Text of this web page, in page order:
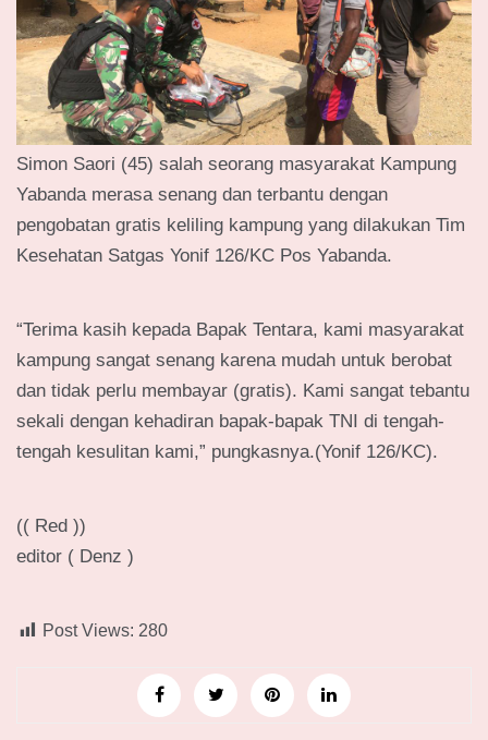
Simon Saori (45) salah seorang masyarakat Kampung
Yabanda merasa senang dan terbantu dengan
pengobatan gratis keliling kampung yang dilakukan Tim
Kesehatan Satgas Yonif 126/KC Pos Yabanda.
“Terima kasih kepada Bapak Tentara, kami masyarakat
kampung sangat senang karena mudah untuk berobat
dan tidak perlu membayar (gratis). Kami sangat tebantu
sekali dengan kehadiran bapak-bapak TNI di tengah-
tengah kesulitan kami,” pungkasnya.(Yonif 126/KC).
(( Red ))
editor ( Denz )
Post Views: 280